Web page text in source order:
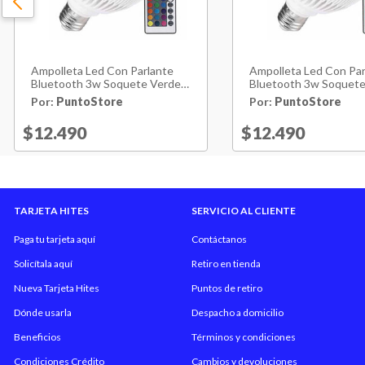
Ampolleta Led Con Parlante
Bluetooth 3w Soquete Verde -
Ps
Por: PuntoStore
Price reduced from
$12.490to
Ampolleta Led Con
Bluetooth 3w
- Ps
Por: PuntoStore
Price reduced
$12.490to
TARJETA HITES
Paga tu tarjeta aquí
Solicítala aquí
Nueva Tarjeta Hites
Dónde usarla
Beneficios
Condiciones Crédito
SERVICIO AL CLIENTE
Contáctanos
Retiro en tienda
Puntos de retiro
Despacho a domicilio
Términos y condiciones
Cambios y devoluciones